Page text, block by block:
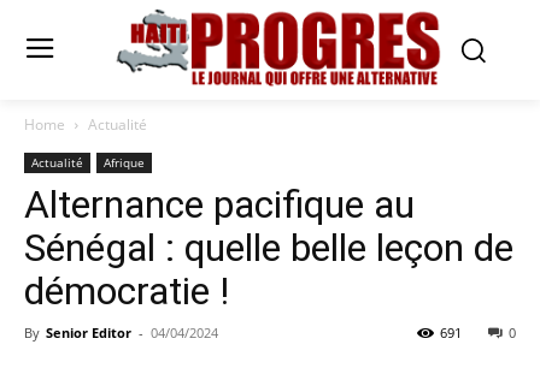
Home Actualité
Actualité Afrique
Alternance pacifique au
Sénégal : quelle belle leçon de
démocratie !
By Senior Editor - 04/04/2024 0
691